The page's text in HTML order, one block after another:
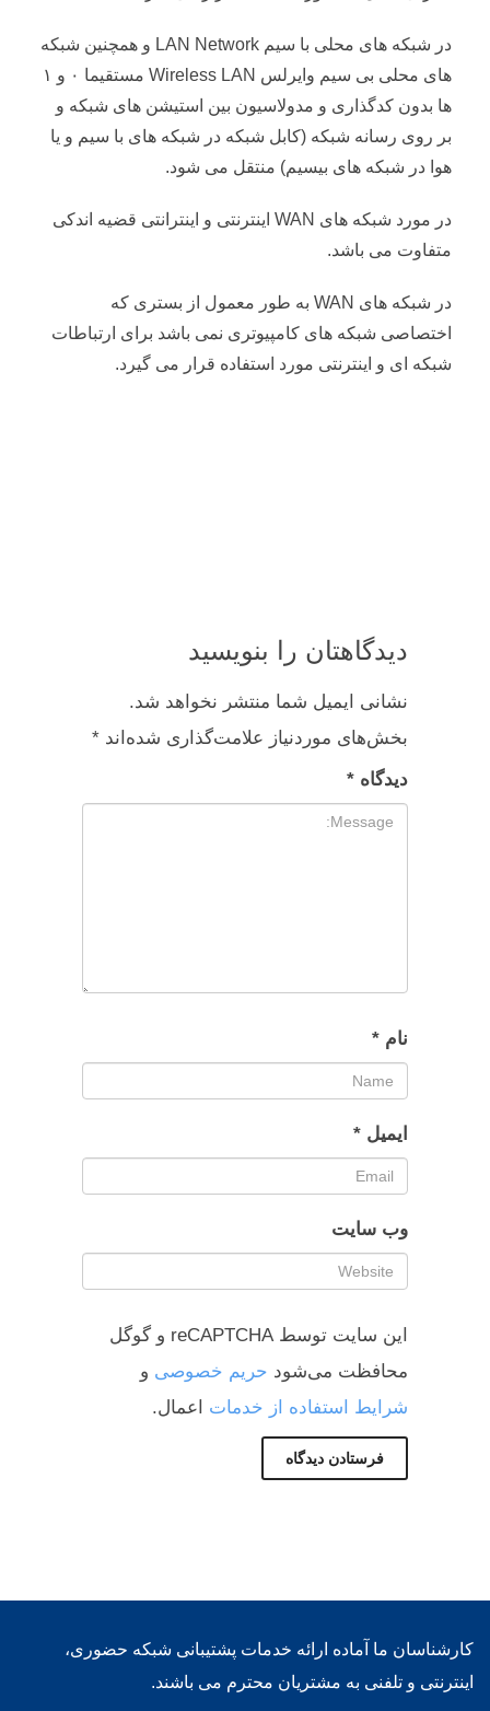
در شبکه های محلی با سیم LAN Network و همچنین شبکه
های محلی بی سیم وایرلس Wireless LAN مستقیما ۰ و ۱
ها بدون کدگذاری و مدولاسیون بین استیشن های شبکه و
بر روی رسانه شبکه (کابل شبکه در شبکه های با سیم و یا
هوا در شبکه های بیسیم) منتقل می شود.
در مورد شبکه های WAN اینترنتی و اینترانتی قضیه اندکی
متفاوت می باشد.
در شبکه های WAN به طور معمول از بستری که
اختصاصی شبکه های کامپیوتری نمی باشد برای ارتباطات
شبکه ای و اینترنتی مورد استفاده قرار می گیرد.
دیدگاهتان را بنویسید
نشانی ایمیل شما منتشر نخواهد شد.
بخش‌های موردنیاز علامت‌گذاری شده‌اند *
دیدگاه *
نام *
ایمیل *
وب‌ سایت
این سایت توسط reCAPTCHA و گوگل
محافظت می‌شود حریم خصوصی و
شرایط استفاده از خدمات اعمال.
کارشناسان ما آماده ارائه خدمات پشتیبانی شبکه حضوری،
اینترنتی و تلفنی به مشتریان محترم می باشند.